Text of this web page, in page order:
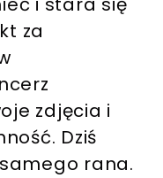
za
zdjęcia i
Dziś
rana.